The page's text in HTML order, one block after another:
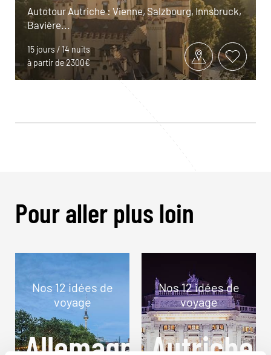
Autotour Autriche : Vienne, Salzbourg, Innsbruck,
Bavière...
15 jours / 14 nuits
à partir de 2300€
Pour aller plus loin
Nos 12 idées de
voyage
Allemagne
Nos 12 idées de
voyage
Autriche